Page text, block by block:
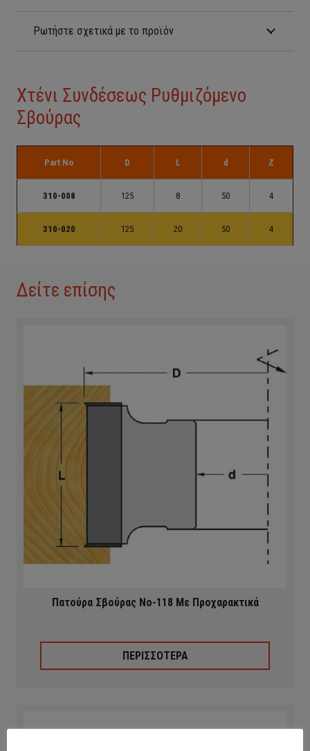
Ρωτήστε σχετικά με το προϊόν
Χτένι Συνδέσεως Ρυθμιζόμενο
Σβούρας
Part No D L d Z
310-008 125 8 50 4
310-020 125 20 50 4
Δείτε επίσης
Πατούρα Σβούρας Νο-118 Με Προχαρακτικά
ΠΕΡΙΣΣΟΤΕΡΑ